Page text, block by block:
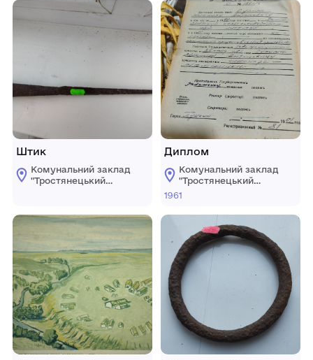
Штик
Комунальний заклад
"Тростянецький
Диплом
Комунальний заклад
"Тростянецький
селищний
1961